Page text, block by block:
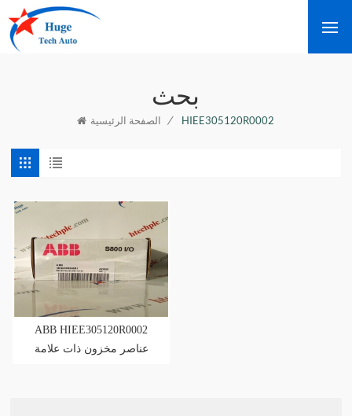
بحث
الصفحة الرئيسية / HIEE305120R0002
ABB HIEE305120R0002
عناصر مخزون ذات علامة